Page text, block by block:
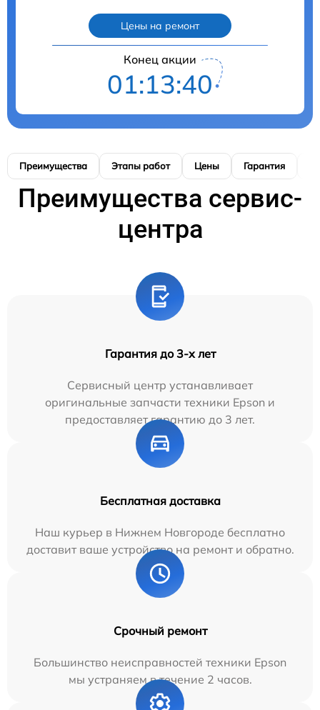
Цены на ремонт
Конец акции
01:13:39
Преимущества Этапы работ Цены Гарантия
Преимущества сервис-
центра
Гарантия до 3-х лет
Сервисный центр устанавливает
оригинальные запчасти техники Epson и
предоставляет гарантию до 3 лет.
Бесплатная доставка
Наш курьер в Нижнем Новгороде бесплатно
доставит ваше устройство на ремонт и обратно.
Срочный ремонт
Большинство неисправностей техники Epson
мы устраняем в течение 2 часов.